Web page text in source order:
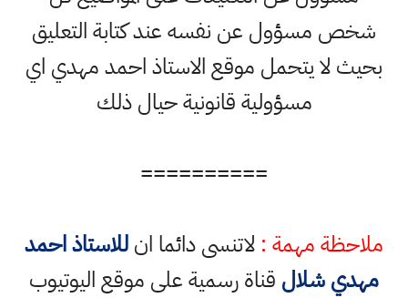
شخص مسؤول عن نفسه عند كتابة التعليق
بحيث لا يتحمل موقع الاستاذ احمد مهدي اي
مسؤولية قانونية حيال ذلك
==========
ملاحظة مهمة : لاتنسى دائما انللاستاذ احمد
مهدي شلال قناة رسمية على موقع اليوتيوب